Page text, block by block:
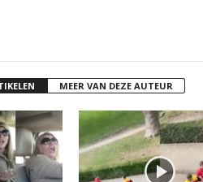
MEER VAN DEZE AUTEUR